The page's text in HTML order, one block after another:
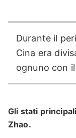
Durante il
Cina era
ognuno con
Gli stati
Zhao.